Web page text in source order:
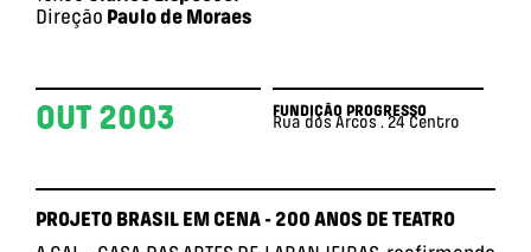
Direção Paulo de Moraes
OUT 2003 FUNDIÇÃO PROGRESSO
Rua dos Arcos . 24 Centro
PROJETO BRASIL EM CENA - 200 ANOS DE TEATRO